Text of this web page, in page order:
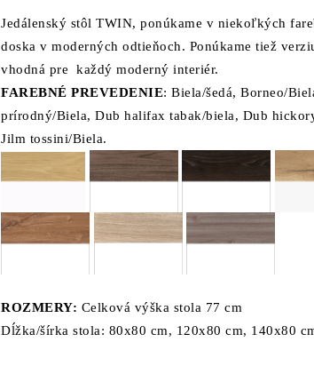
Jedálenský stôl TWIN, ponúkame v niekoľkých
doska v moderných odtieňoch. Ponúkame tiež
vhodná pre každý moderný interiér.
FAREBNÉ PREVEDENIE: Biela/šedá, Borneo/
prírodný/Biela, Dub halifax tabak/biela, Dub
Jilm tossini/Biela.
ROZMERY: Celková výška stola 77 cm
Dĺžka/šírka stola: 80x80 cm, 120x80 cm, 140x80